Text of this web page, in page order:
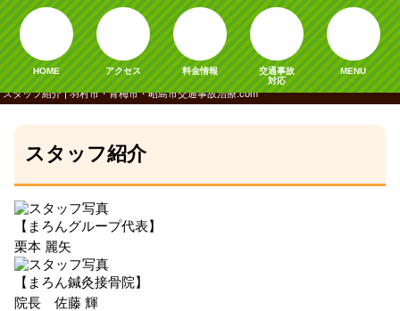
スタッフ紹介 | 羽村市・青梅市・昭島市交通事故治療.com
HOME アクセス 料金情報
交通事故
対応
MENU
スタッフ紹介
【まろんグループ代表】
栗本 麗矢
【まろん鍼灸接骨院】
院長 佐藤 輝